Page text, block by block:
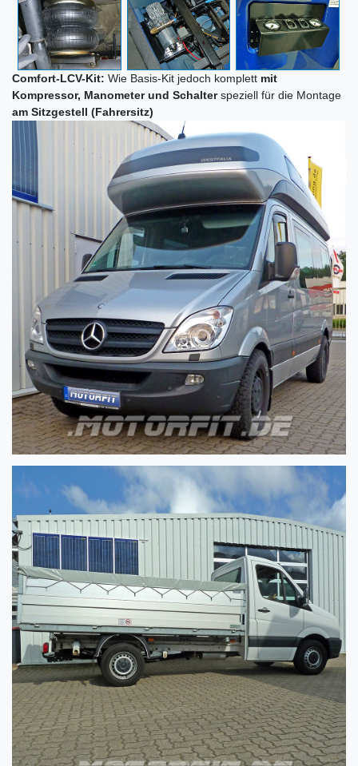
Comfort-LCV-Kit: Wie Basis-Kit jedoch komplett mit
Kompressor, Manometer und Schalterspeziell für die Montage
am Sitzgestell (Fahrersitz)